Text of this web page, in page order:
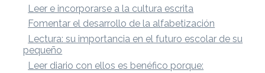
Leer e incorporarse a la cultura escrita
Fomentar el desarrollo de la alfabetización
Lectura: su importancia en el futuro escolar de su
pequeño
Leer diario con ellos es benéfico porque: